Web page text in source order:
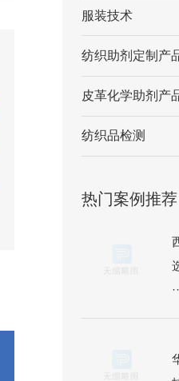
服装技术
纺织助剂定制产
皮革化学助剂产
纺织品检测
热门案例推荐